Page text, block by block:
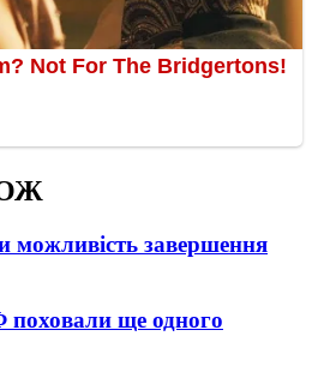
завершення
поховали ще одного